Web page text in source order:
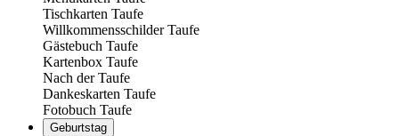
Tischkarten Taufe
Willkommensschilder Taufe
Gästebuch Taufe
Kartenbox Taufe
Nach der Taufe
Dankeskarten Taufe
Fotobuch Taufe
Geburtstag